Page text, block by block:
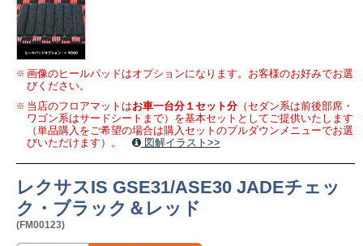
画像のヒールパッドはオプションになります。お客様のお好みでお選
びください。
当店のフロアマットはお車一台分１セット分（セダン系は前後部席・
ワゴン系はサードシートまで）を基本セットとしてご提供いたします
（単品購入をご希望の場合は購入セットのプルダウンメニューでお選
びいただけます）。
図解イラスト>>
レクサスIS GSE31/ASE30 JADEチェッ
ク・ブラック＆レッド
(FM00123)